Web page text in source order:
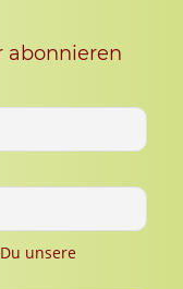
abonnieren
unsere